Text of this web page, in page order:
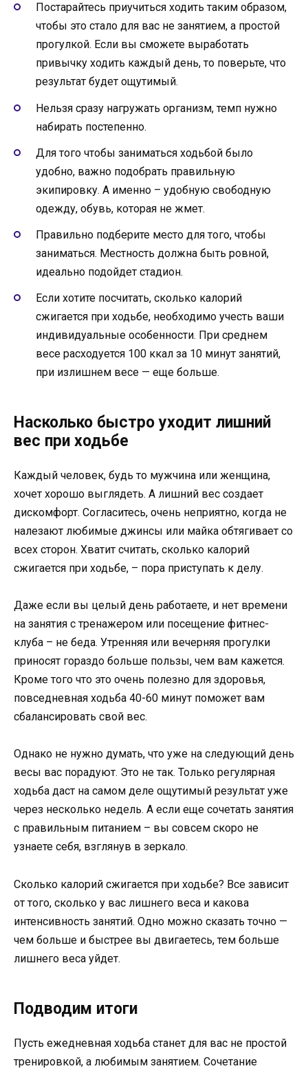
Постарайтесь приучиться ходить таким образом,
чтобы это стало для вас не занятием, а простой
прогулкой. Если вы сможете выработать
привычку ходить каждый день, то поверьте, что
результат будет ощутимый.
Нельзя сразу нагружать организм, темп нужно
набирать постепенно.
Для того чтобы заниматься ходьбой было
удобно, важно подобрать правильную
экипировку. А именно – удобную свободную
одежду, обувь, которая не жмет.
Правильно подберите место для того, чтобы
заниматься. Местность должна быть ровной,
идеально подойдет стадион.
Если хотите посчитать, сколько калорий
сжигается при ходьбе, необходимо учесть ваши
индивидуальные особенности. При среднем
весе расходуется 100 ккал за 10 минут занятий,
при излишнем весе — еще больше.
Насколько быстро уходит лишний
вес при ходьбе
Каждый человек, будь то мужчина или женщина,
хочет хорошо выглядеть. А лишний вес создает
дискомфорт. Согласитесь, очень неприятно, когда не
налезают любимые джинсы или майка обтягивает со
всех сторон. Хватит считать, сколько калорий
сжигается при ходьбе, – пора приступать к делу.
Даже если вы целый день работаете, и нет времени
на занятия с тренажером или посещение фитнес-
клуба – не беда. Утренняя или вечерняя прогулки
приносят гораздо больше пользы, чем вам кажется.
Кроме того что это очень полезно для здоровья,
повседневная ходьба 40-60 минут поможет вам
сбалансировать свой вес.
Однако не нужно думать, что уже на следующий день
весы вас порадуют. Это не так. Только регулярная
ходьба даст на самом деле ощутимый результат уже
через несколько недель. А если еще сочетать занятия
с правильным питанием – вы совсем скоро не
узнаете себя, взглянув в зеркало.
Сколько калорий сжигается при ходьбе? Все зависит
от того, сколько у вас лишнего веса и какова
интенсивность занятий. Одно можно сказать точно —
чем больше и быстрее вы двигаетесь, тем больше
лишнего веса уйдет.
Подводим итоги
Пусть ежедневная ходьба станет для вас не простой
тренировкой, а любимым занятием. Сочетание